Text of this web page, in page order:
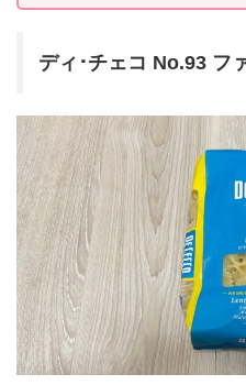
ディ･チェコ No.93 フ